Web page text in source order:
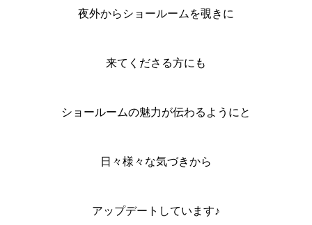
夜外からショールームを覗きに
来てくださる方にも
ショールームの魅力が伝わるようにと
日々様々な気づきから
アップデートしています♪